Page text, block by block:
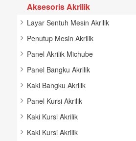
Aksesoris Akrilik
Layar Sentuh Mesin Akrilik
Penutup Mesin Akrilik
Panel Akrilik Michube
Panel Bangku Akrilik
Kaki Bangku Akrilik
Panel Kursi Akrilik
Kaki Kursi Akrilik
Kaki Kursi Akrilik